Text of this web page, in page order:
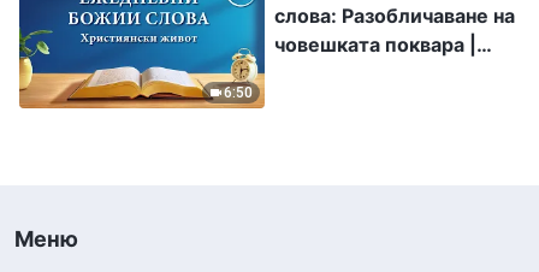
6:50
слова: Разобличаване на
човешката поквара |
Меню